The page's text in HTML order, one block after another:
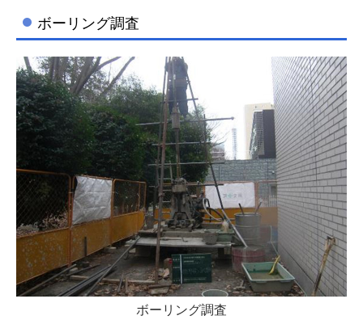
2022年
採用情報
ボーリング調査
ボーリング調査